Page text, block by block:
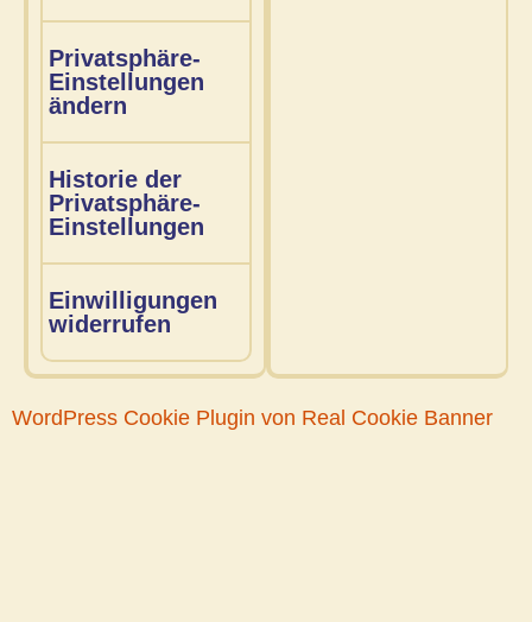
Privatsphäre-
Einstellungen
ändern
Historie der
Privatsphäre-
Einstellungen
Einwilligungen
widerrufen
WordPress Cookie Plugin von Real Cookie Banner